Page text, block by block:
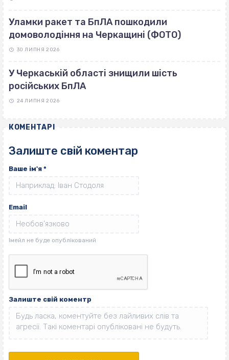
Уламки ракет та БпЛА пошкодили
домоволодіння на Черкащині (ФОТО)
30 ЛИПНЯ 2026
У Черкаській області знищили шість
російських БпЛА
24 ЛИПНЯ 2026
КОМЕНТАРІ
Залиште свій коментар
Ваше ім'я *
Email
Залиште свій коментр